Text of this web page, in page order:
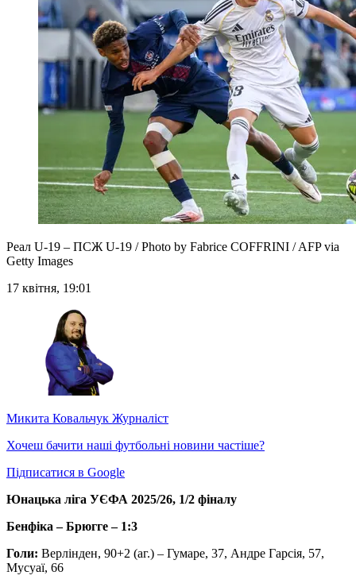
Реал U-19 – ПСЖ U-19 / Photo by Fabrice COFFRINI / AFP via
Getty Images
17 квітня, 19:01
Микита Ковальчук Журналіст
Хочеш бачити наші футбольні новини частіше?
Підписатися в Google
Юнацька ліга УЄФА 2025/26, 1/2 фіналу
Бенфіка – Брюгге – 1:3
Голи: Верлінден, 90+2 (аг.) – Гумаре, 37, Андре Гарсія, 57,
Мусуаї, 66